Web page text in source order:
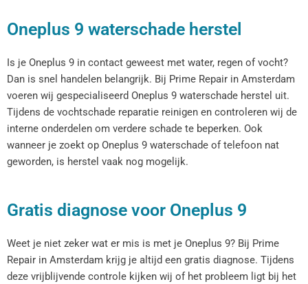
Oneplus 9 waterschade herstel
Is je Oneplus 9 in contact geweest met water, regen of vocht?
Dan is snel handelen belangrijk. Bij Prime Repair in Amsterdam
voeren wij gespecialiseerd Oneplus 9 waterschade herstel uit.
Tijdens de vochtschade reparatie reinigen en controleren wij de
interne onderdelen om verdere schade te beperken. Ook
wanneer je zoekt op Oneplus 9 waterschade of telefoon nat
geworden, is herstel vaak nog mogelijk.
Gratis diagnose voor Oneplus 9
Weet je niet zeker wat er mis is met je Oneplus 9? Bij Prime
Repair in Amsterdam krijg je altijd een gratis diagnose. Tijdens
deze vrijblijvende controle kijken wij of het probleem ligt bij het